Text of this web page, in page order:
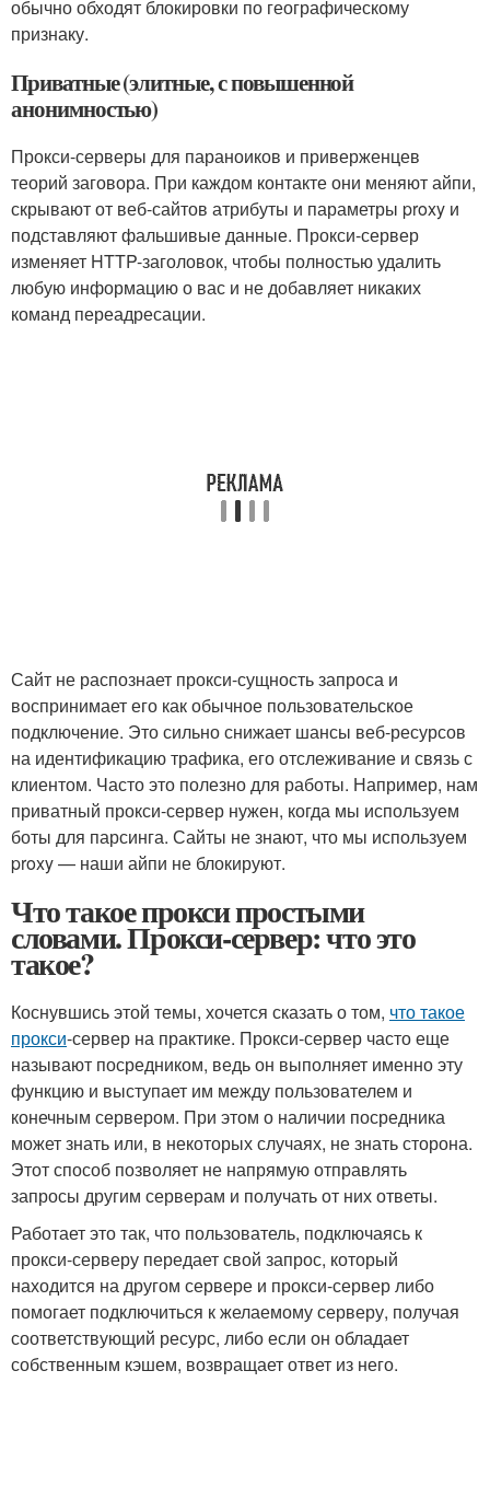
обычно обходят блокировки по географическому
признаку.
Приватные (элитные, с повышенной
анонимностью)
Прокси-серверы для параноиков и приверженцев
теорий заговора. При каждом контакте они меняют айпи,
скрывают от веб-сайтов атрибуты и параметры proxy и
подставляют фальшивые данные. Прокси-сервер
изменяет HTTP-заголовок, чтобы полностью удалить
любую информацию о вас и не добавляет никаких
команд переадресации.
Сайт не распознает прокси-сущность запроса и
воспринимает его как обычное пользовательское
подключение. Это сильно снижает шансы веб-ресурсов
на идентификацию трафика, его отслеживание и связь с
клиентом. Часто это полезно для работы. Например, нам
приватный прокси-сервер нужен, когда мы используем
боты для парсинга. Сайты не знают, что мы используем
proxy — наши айпи не блокируют.
Что такое прокси простыми
словами. Прокси-сервер: что это
такое?
Коснувшись этой темы, хочется сказать о том, что такое
прокси-сервер на практике. Прокси-сервер часто еще
называют посредником, ведь он выполняет именно эту
функцию и выступает им между пользователем и
конечным сервером. При этом о наличии посредника
может знать или, в некоторых случаях, не знать сторона.
Этот способ позволяет не напрямую отправлять
запросы другим серверам и получать от них ответы.
Работает это так, что пользователь, подключаясь к
прокси-серверу передает свой запрос, который
находится на другом сервере и прокси-сервер либо
помогает подключиться к желаемому серверу, получая
соответствующий ресурс, либо если он обладает
собственным кэшем, возвращает ответ из него.